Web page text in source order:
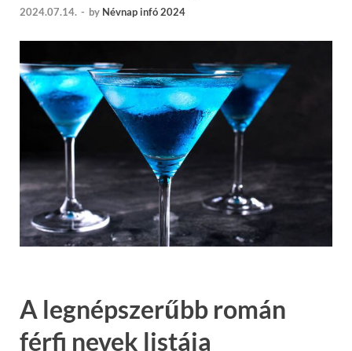
2024.07.14. - by Névnap infó 2024
A legnépszerűbb román
férfi nevek listája